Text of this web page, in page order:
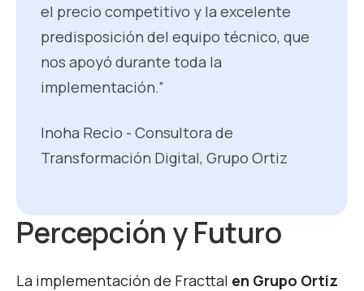
el precio competitivo y la excelente
predisposición del equipo técnico, que
nos apoyó durante toda la
implementación.”
Inoha Recio - Consultora de
Transformación Digital, Grupo Ortiz
Percepción y Futuro
La implementación de Fracttal en Grupo Ortiz